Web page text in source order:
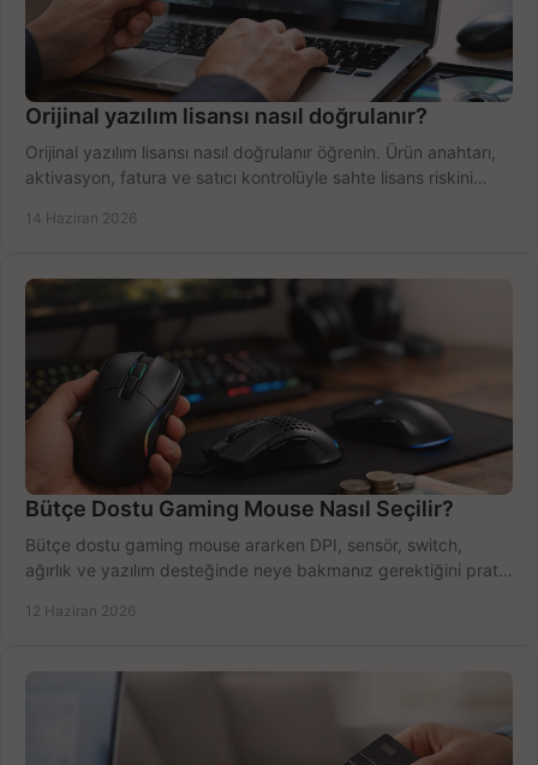
Orijinal yazılım lisansı nasıl doğrulanır?
Orijinal yazılım lisansı nasıl doğrulanır öğrenin. Ürün anahtarı,
aktivasyon, fatura ve satıcı kontrolüyle sahte lisans riskini
14 Haziran 2026
Bütçe Dostu Gaming Mouse Nasıl Seçilir?
Bütçe dostu gaming mouse ararken DPI, sensör, switch,
ağırlık ve yazılım desteğinde neye bakmanız gerektiğini pratik
12 Haziran 2026